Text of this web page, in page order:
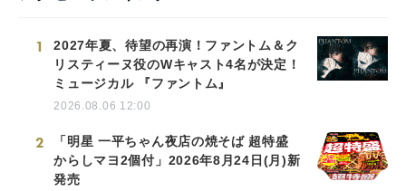
1
2027年夏、待望の再演！ファントム＆ク
リスティーヌ役のWキャスト4名が決定！
ミュージカル 『ファントム』
2026.08.06 12:00
2
「明星 一平ちゃん夜店の焼そば 超特盛
からしマヨ2個付」2026年8月24日(月)新
発売